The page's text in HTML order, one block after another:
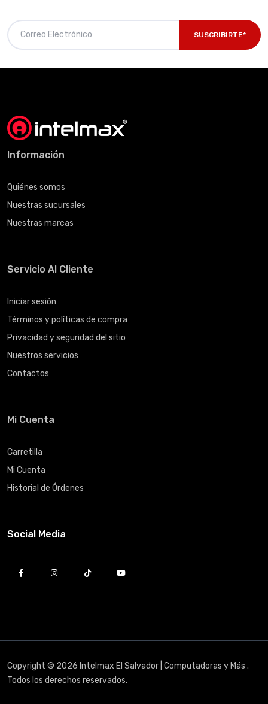
SUSCRIBIRTE*
Información
Quiénes somos
Nuestras sucursales
Nuestras marcas
Servicio Al Cliente
Iniciar sesión
Términos y políticas de compra
Privacidad y seguridad del sitio
Nuestros servicios
Contactos
Mi Cuenta
Carretilla
Mi Cuenta
Historial de Órdenes
Social Media
Copyright © 2026 Intelmax El Salvador | Computadoras y Más .
Todos los derechos reservados.